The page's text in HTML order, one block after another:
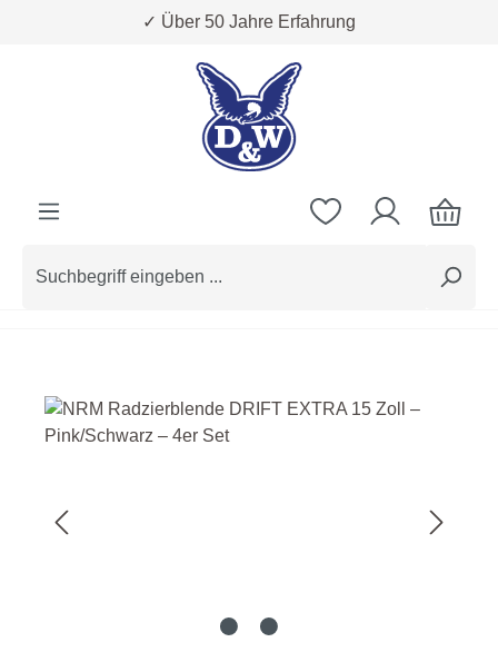
Zum Hauptinhalt springen✓ Über 50 Jahre Erfahrung
Bildergalerie überspringen